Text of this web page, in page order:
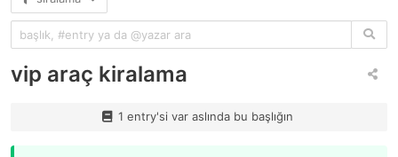
vip araç kiralama
1 entry'si var aslında bu başlığın